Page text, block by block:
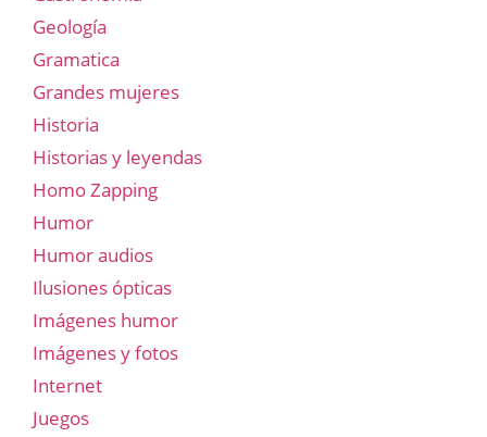
Geología
Gramatica
Grandes mujeres
Historia
Historias y leyendas
Homo Zapping
Humor
Humor audios
Ilusiones ópticas
Imágenes humor
Imágenes y fotos
Internet
Juegos